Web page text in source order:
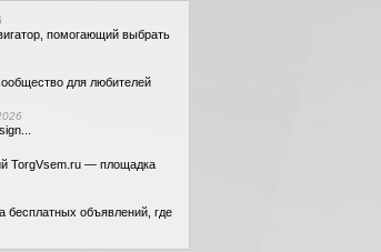
помогающий выбрать
для любителей
TorgVsem.ru — площадка
бесплатных объявлений, где